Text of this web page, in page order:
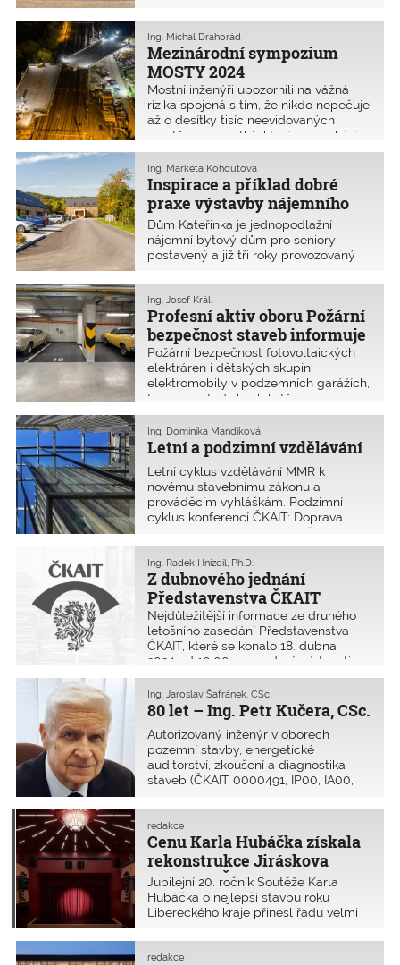
v dubnu vyhradilo 400 milionů na
projektovou přípravu dostupného
nájemního bydlení. Kvalitní
projektovou přípravu pro bydlení nyní
stát podporuje až do 100 %
uznatelných nákladů. Spolupráce
projektantů s veřejným sektorem se
tak vyplatí oběma stranám.
Mezinárodní sympozium
MOSTY 2024
Ing. Michal Drahorád
Mostní inženýři upozornili na vážná
rizika spojená s tím, že nikdo nepečuje
až o desítky tisíc neevidovaných
mostů a propustků, které se nachází
zejména na místních a obslužných
komunikacích, lesních cestách.
Dalšími probíranými tématy byly
způsob výběru návrhu mostů
a uplatnění BIM v oblasti projektové
přípravy a realizace mostních staveb.
Inspirace a příklad dobré
praxe výstavby nájemního
bydlení v malé obci
Kateřinice
Ing. Markéta Kohoutová
Dům Kateřinka je jednopodlažní
nájemní bytový dům pro seniory
postavený a již tři roky provozovaný
s 1 055 obyvateli. Základem byl
kvalitní návrh řešení a kvalitní
realizace. Je to jeden z příkladů dobré
praxe, které bude MMR poskytovat
obcím se zájmem o výstavbu
nájemního bydlení.
Profesní aktiv oboru Požární
bezpečnost staveb informuje
Ing. Josef Král
Požární bezpečnost fotovoltaických
elektráren i dětských skupin,
elektromobily v podzemních garážích,
tvorba metodických listů pro
vyjasnění terminologie či otázky, kdo
a za jakých podmínek bude oprávněn
zpracovávat požárně bezpečnostní
řešení staveb, jsou hlavní témata,
kterými je nyní třeba se zabývat.
Letní a podzimní vzdělávání
Ing. Dominika Mandíková
Letní cyklus vzdělávání MMR k
novému stavebnímu zákonu a
prováděcím vyhláškám. Podzimní
cyklus konferencí ČKAIT: Doprava
Pardubice, Statika Plzeň, Město a
energie Městské inženýrství
Karlovarsko, Jakost pozemních
staveb.
Z dubnového jednání
Představenstva ČKAIT
Ing. Radek Hnízdil, Ph.D.
Nejdůležitější informace ze druhého
letošního zasedání Představenstva
ČKAIT, které se konalo 18. dubna
2024 od 10:00 v zasedací místnosti,
Sokolská 15, Praha 2. Jednalo se o již
třetí zasedání tohoto nejvyššího
výkonného orgánu Komory v jeho
volebním období 2023 až 2026.
80 let – Ing. Petr Kučera, CSc.
Ing. Jaroslav Šafránek, CSc.
Autorizovaný inženýr v oborech
pozemní stavby, energetické
auditorství, zkoušení a diagnostika
staveb (ČKAIT 0000491, IP00, IA00,
IZ00).
Cenu Karla Hubáčka získala
rekonstrukce Jiráskova
divadla v České Lípě
redakce
Jubilejní 20. ročník Soutěže Karla
Hubáčka o nejlepší stavbu roku
Libereckého kraje přinesl řadu velmi
celkem 26 realizovaných staveb
a 10 studentských projektů.
redakce